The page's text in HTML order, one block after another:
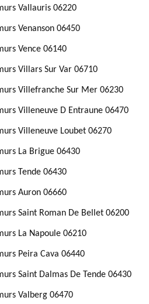
Vallauris 06220
Venanson 06450
Vence 06140
Villars Sur Var 06710
Villefranche Sur Mer 06230
Villeneuve D Entraune 06470
Villeneuve Loubet 06270
La Brigue 06430
Tende 06430
Auron 06660
Saint Roman De Bellet 06200
La Napoule 06210
Peira Cava 06440
Saint Dalmas De Tende 06430
Valberg 06470